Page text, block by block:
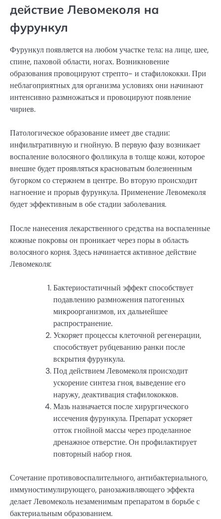
действие Левомеколя на
фурункул
Фурункул появляется на любом участке тела: на лице, шее,
спине, паховой области, ногах. Возникновение
образования провоцируют стрепто- и стафилококки. При
неблагоприятных для организма условиях они начинают
интенсивно размножаться и провоцируют появление
чириев.
Патологическое образование имеет две стадии:
инфильтративную и гнойную. В первую фазу возникает
воспаление волосяного фолликула в толще кожи, которое
внешне будет проявляться красноватым болезненным
бугорком со стержнем в центре. Во вторую происходит
нагноение и прорыв фурункула. Применение Левомеколя
будет эффективным в обе стадии заболевания.
После нанесения лекарственного средства на воспаленные
кожные покровы он проникает через поры в область
волосяного корня. Здесь начинается активное действие
Левомеколя:
Бактериостатичный эффект способствует
подавлению размножения патогенных
микроорганизмов, их дальнейшее
распространение.
Ускоряет процессы клеточной регенерации,
способствует рубцеванию ранки после
вскрытия фурункула.
Под действием Левомеколя происходит
ускорение синтеза гноя, выведение его
наружу, деактивация стафилококков.
Мазь назначается после хирургического
иссечения фурункула. Препарат ускоряет
отток гнойной массы через проделанное
дренажное отверстие. Он профилактирует
повторный набор гноя.
Сочетание противовоспалительного, антибактериального,
иммуностимулирующего, ранозаживляющего эффекта
делает Левомеколь незаменимым препаратом в борьбе с
бактериальным образованием.